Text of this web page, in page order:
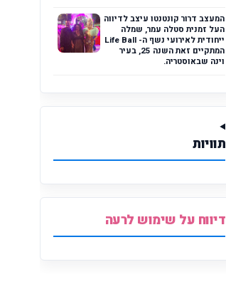
המעצב דרור קונטנטו עיצב לדיווה
העל זמנית סטלה עמר, שמלה
ייחודית לאירועי נשף ה- Life Ball
המתקיים זאת השנה 25, בעיר
וינה שבאוסטריה.
תוויות
דיווח על שימוש לרעה